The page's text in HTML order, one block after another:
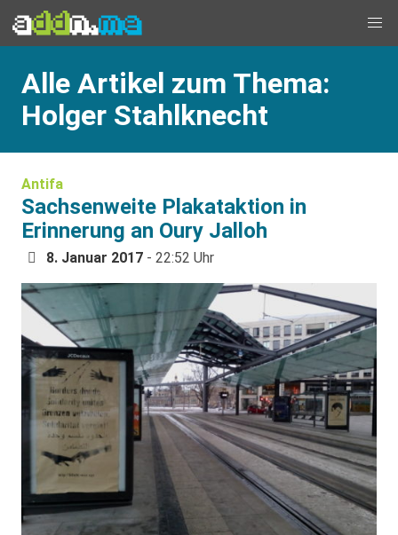
Alle Artikel zum Thema:
Holger Stahlknecht
Antifa
Sachsenweite Plakataktion in
Erinnerung an Oury Jalloh
8. Januar 2017 - 22:52 Uhr